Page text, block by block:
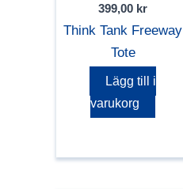
399,00 kr
Think Tank Freeway
Tote
Lägg till i
varukorg